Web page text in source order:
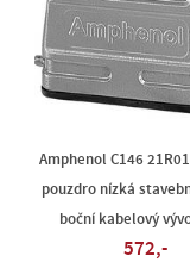
Amphenol C146
pouzdro nízká
boční kabelový
572,-